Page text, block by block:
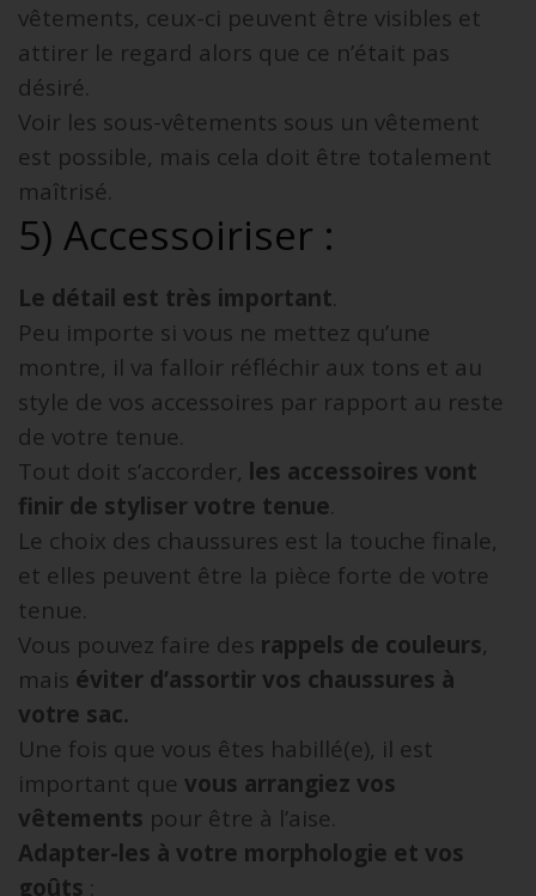
vêtements, ceux-ci peuvent être visibles et
attirer le regard alors que ce n’était pas
désiré.
Voir les sous-vêtements sous un vêtement
est possible, mais cela doit être totalement
maîtrisé.
5) Accessoiriser :
Le détail est très important.
Peu importe si vous ne mettez qu’une
montre, il va falloir réfléchir aux tons et au
style de vos accessoires par rapport au reste
de votre tenue.
Tout doit s’accorder, les accessoires vont
finir de styliser votre tenue.
Le choix des chaussures est la touche finale,
et elles peuvent être la pièce forte de votre
tenue.
Vous pouvez faire des rappels de couleurs,
mais éviter d’assortir vos chaussures à
votre sac.
Une fois que vous êtes habillé(e), il est
important que vous arrangiez vos
vêtements pour être à l’aise.
Adapter-les à votre morphologie et vos
goûts :